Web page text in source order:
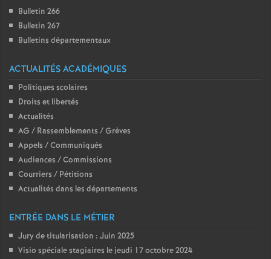
Bulletin 266
Bulletin 267
Bulletins départementaux
ACTUALITÉS ACADÉMIQUES
Politiques scolaires
Droits et libertés
Actualités
AG / Rassemblements / Grèves
Appels / Communiqués
Audiences / Commissions
Courriers / Pétitions
Actualités dans les départements
ENTRÉE DANS LE MÉTIER
Jury de titularisation : Juin 2025
Visio spéciale stagiaires le jeudi 17 octobre 2024